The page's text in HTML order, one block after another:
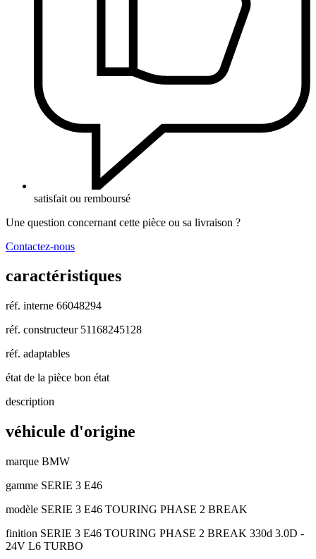
satisfait ou remboursé
Une question concernant cette pièce ou sa livraison ?
Contactez-nous
caractéristiques
réf. interne 66048294
réf. constructeur 51168245128
réf. adaptables
état de la pièce bon état
description
véhicule d'origine
marque BMW
gamme SERIE 3 E46
modèle SERIE 3 E46 TOURING PHASE 2 BREAK
finition SERIE 3 E46 TOURING PHASE 2 BREAK 330d 3.0D -
24V L6 TURBO